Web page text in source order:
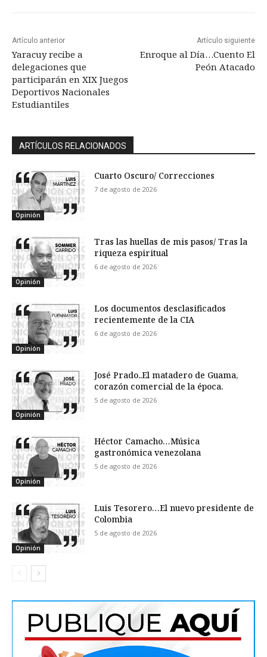
Artículo anterior
Yaracuy recibe a
delegaciones que
participarán en XIX Juegos
Deportivos Nacionales
Estudiantiles
Artículo siguiente
Enroque al Día…Cuento El
Peón Atacado
ARTÍCULOS RELACIONADOS
Opinión
Cuarto Oscuro/ Correcciones
7 de agosto de 2026
Opinión
Tras las huellas de mis pasos/ Tras la
riqueza espiritual
6 de agosto de 2026
Opinión
Los documentos desclasificados
recientemente de la CIA
6 de agosto de 2026
Opinión
José Prado..El matadero de Guama,
corazón comercial de la época.
5 de agosto de 2026
Opinión
Héctor Camacho…Música
gastronómica venezolana
5 de agosto de 2026
Opinión
Luis Tesorero…El nuevo presidente de
Colombia
5 de agosto de 2026